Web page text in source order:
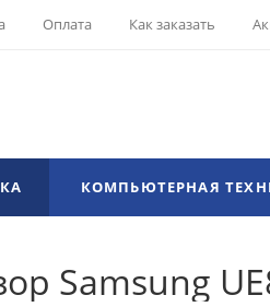
Оплата Как заказать
КОМПЬЮТЕРНАЯ
Samsung